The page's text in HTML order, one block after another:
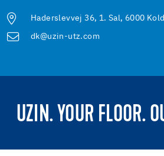
Haderslevvej 36, 1. Sal, 6000
dk@uzin-utz.com
UZIN. YOUR FLOOR.